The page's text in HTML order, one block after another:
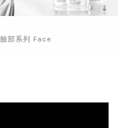
臉部系列 Face